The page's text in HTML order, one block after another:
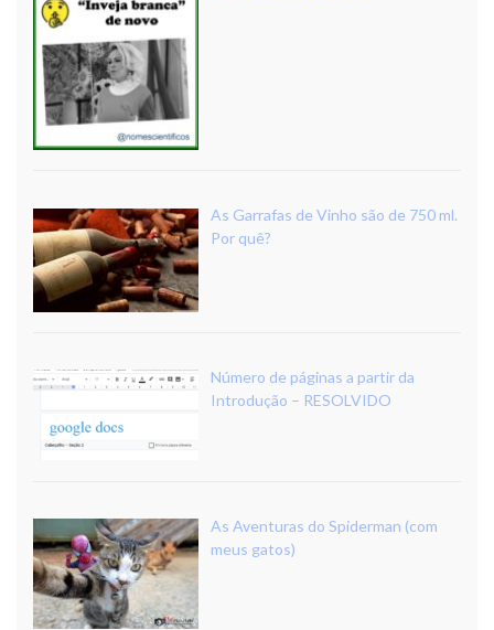
As Garrafas de Vinho são de 750 ml.
Por quê?
Número de páginas a partir da
Introdução – RESOLVIDO
As Aventuras do Spiderman (com
meus gatos)